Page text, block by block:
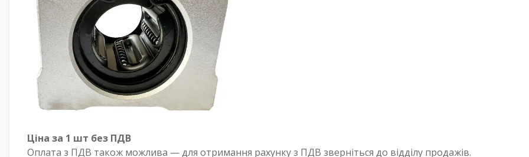
Ціна за 1 шт без ПДВ
Оплата з ПДВ також можлива — для отримання рахунку з ПДВ зверніться до відділу продажів.